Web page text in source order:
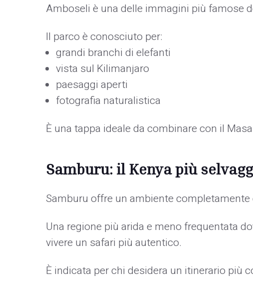
Amboseli è una delle immagini più famose
Il parco è conosciuto per:
grandi branchi di elefanti
vista sul Kilimanjaro
paesaggi aperti
fotografia naturalistica
È una tappa ideale da combinare con il
Samburu: il Kenya più
Samburu offre un ambiente completamente
Una regione più arida e meno frequentata
vivere un safari più autentico.
È indicata per chi desidera un itinerario più